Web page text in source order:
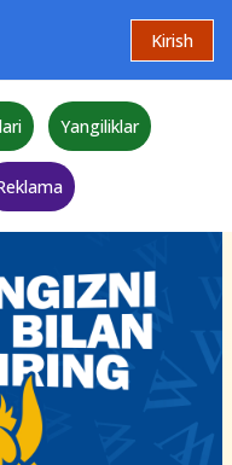
Kirish
Yangiliklar